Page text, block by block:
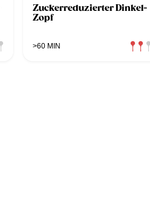
Zuckerreduzierter Dinkel-
Zopf
>60 MIN